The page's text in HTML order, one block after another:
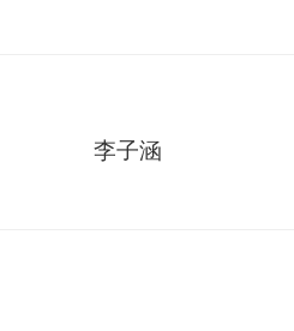
李子涵